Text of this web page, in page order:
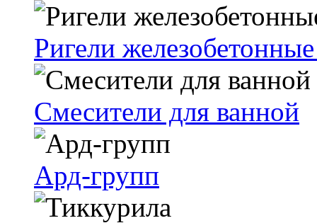
Ригели
Смесители для ванной
Ард-групп